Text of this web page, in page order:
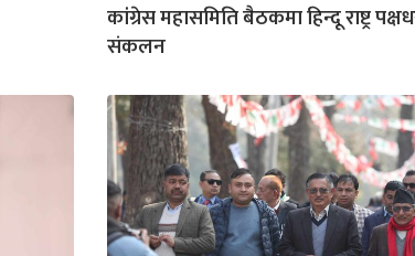
कांग्रेस महासमिति बैठकमा हिन्दू राष्ट्र
संकलन